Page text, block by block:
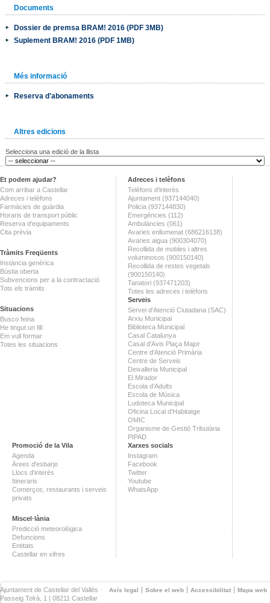
Documents
Dossier de premsa BRAM! 2016 (PDF 3MB)
Suplement BRAM! 2016 (PDF 1MB)
Més informació
Reserva d'abonaments
Altres edicions
Selecciona una edició de la llista
Et podem ajudar?
Com arribar a Castellar
Adreces i telèfons
Farmàcies de guàrdia
Horaris de transport públic
Reserva d'equipaments
Cita prèvia
Tràmits Freqüents
Instància genèrica
Bústia oberta
Subvencions per a la contractació
Tots els tràmits
Situacions
Busco feina
He tingut un fill
Em vull formar
Totes les situacions
Adreces i telèfons
Telèfons d'interès
Ajuntament (937144040)
Policia (937144830)
Emergències (112)
Ambulàncies (061)
Avaries enllumenat (686216138)
Avaries aigua (900304070)
Recollida de mobles i altres
voluminosos (900150140)
Recollida de restes vegetals
(900150140)
Tanatori (937471203)
Totes les adreces i telèfons
Serveis
Servei d'Atenció Ciutadana (SAC)
Arxiu Municipal
Biblioteca Municipal
Casal Catalunya
Casal d'Avis Plaça Major
Centre d'Atenció Primària
Centre de Serveis
Deixalleria Municipal
El Mirador
Escola d'Adults
Escola de Música
Ludoteca Municipal
Oficina Local d'Habitatge
OMIC
Organisme de Gestió Tributària
PIPAD
Promoció de la Vila
Agenda
Àrees d'esbarjo
Llocs d'interès
Itineraris
Comerços, restaurants i serveis
privats
Miscel·lània
Predicció meteorològica
Defuncions
Entitats
Castellar en xifres
Xarxes socials
Instagram
Facebook
Twitter
Youtube
WhatsApp
Avís legal Sobre el web Accessibilitat Mapa web
Ajuntament de Castellar del Vallès ·
Passeig Tolrà, 1 | 08211 Castellar